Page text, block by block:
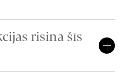
risina šīs